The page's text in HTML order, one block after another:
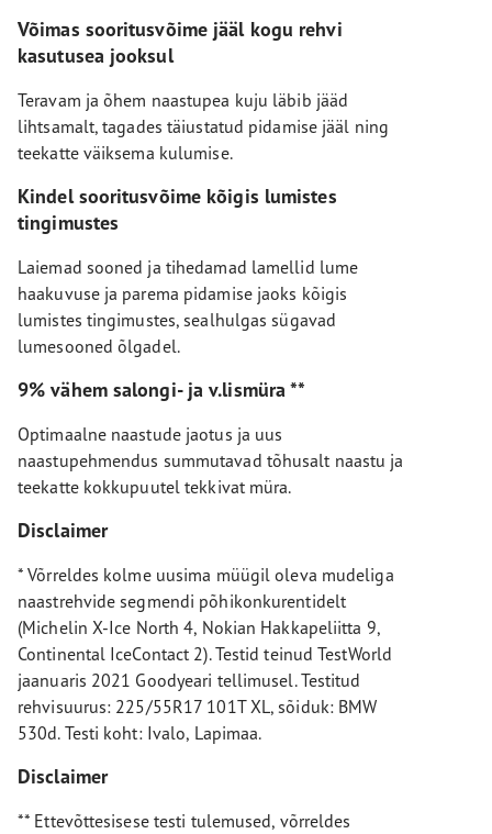
Võimas sooritusvõime jääl kogu rehvi
kasutusea jooksul
Teravam ja õhem naastupea kuju läbib jääd
lihtsamalt, tagades täiustatud pidamise jääl ning
teekatte väiksema kulumise.
Kindel sooritusvõime kõigis lumistes
tingimustes
Laiemad sooned ja tihedamad lamellid lume
haakuvuse ja parema pidamise jaoks kõigis
lumistes tingimustes, sealhulgas sügavad
lumesooned õlgadel.
9% vähem salongi- ja v.lismüra **
Optimaalne naastude jaotus ja uus
naastupehmendus summutavad tõhusalt naastu ja
teekatte kokkupuutel tekkivat müra.
Disclaimer
* Võrreldes kolme uusima müügil oleva mudeliga
naastrehvide segmendi põhikonkurentidelt
(Michelin X-Ice North 4, Nokian Hakkapeliitta 9,
Continental IceContact 2). Testid teinud TestWorld
jaanuaris 2021 Goodyeari tellimusel. Testitud
rehvisuurus: 225/55R17 101T XL, sõiduk: BMW
530d. Testi koht: Ivalo, Lapimaa.
Disclaimer
** Ettevõttesisese testi tulemused, võrreldes